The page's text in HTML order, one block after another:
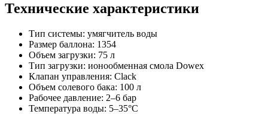
Технические характеристики
Тип системы: умягчитель воды
Размер баллона: 1354
Объем загрузки: 75 л
Тип загрузки: ионообменная смола Dowex
Клапан управления: Clack
Объем солевого бака: 100 л
Рабочее давление: 2–6 бар
Температура воды: 5–35°C